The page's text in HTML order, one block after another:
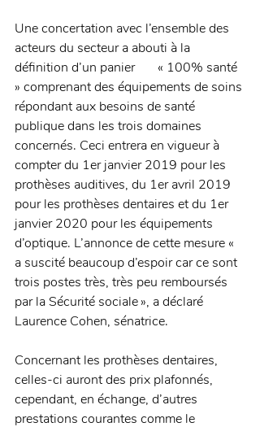
Une concertation avec l’ensemble des
acteurs du secteur a abouti à la
définition d’un panier       « 100% santé
» comprenant des équipements de soins
répondant aux besoins de santé
publique dans les trois domaines
concernés. Ceci entrera en vigueur à
compter du 1er janvier 2019 pour les
prothèses auditives, du 1er avril 2019
pour les prothèses dentaires et du 1er
janvier 2020 pour les équipements
d’optique. L’annonce de cette mesure «
a suscité beaucoup d’espoir car ce sont
trois postes très, très peu remboursés
par la Sécurité sociale », a déclaré
Laurence Cohen, sénatrice.
Concernant les prothèses dentaires,
celles-ci auront des prix plafonnés,
cependant, en échange, d’autres
prestations courantes comme le